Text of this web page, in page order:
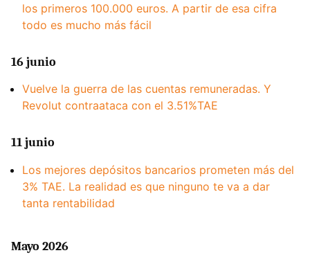
los primeros 100.000 euros. A partir de esa cifra
todo es mucho más fácil
16 junio
Vuelve la guerra de las cuentas remuneradas. Y
Revolut contraataca con el 3.51%TAE
11 junio
Los mejores depósitos bancarios prometen más del
3% TAE. La realidad es que ninguno te va a dar
tanta rentabilidad
Mayo 2026